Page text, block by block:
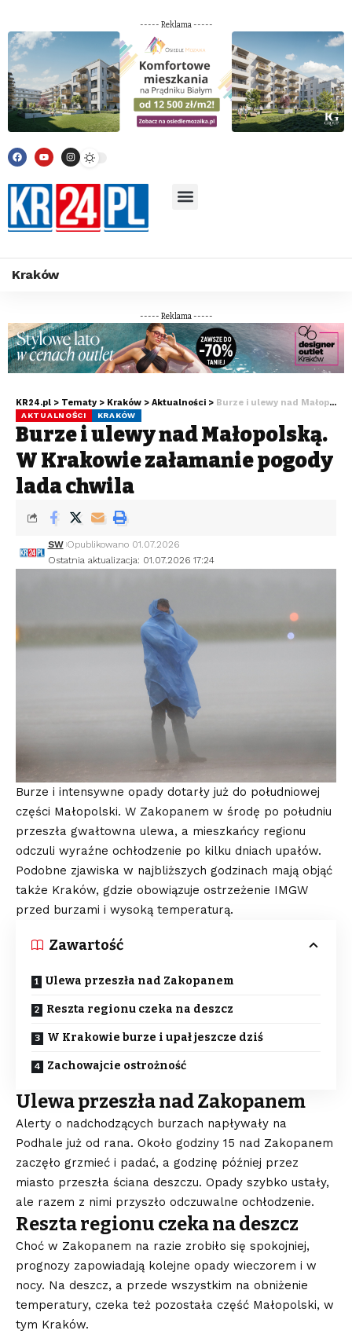
----- Reklama -----
Kraków
----- Reklama -----
KR24.pl > Tematy > Kraków > Aktualności > Burze i ulewy nad Małopolską. W Krakowie załamanie pogody lada chwila
AKTUALNOŚCI KRAKÓW
Burze i ulewy nad Małopolską.
W Krakowie załamanie pogody
lada chwila
Ostatnia aktualizacja: 01.07.2026 17:24
SW Opublikowano 01.07.2026
Burze i intensywne opady dotarły już do południowej
części Małopolski. W Zakopanem w środę po południu
przeszła gwałtowna ulewa, a mieszkańcy regionu
odczuli wyraźne ochłodzenie po kilku dniach upałów.
Podobne zjawiska w najbliższych godzinach mają objąć
także Kraków, gdzie obowiązuje ostrzeżenie IMGW
przed burzami i wysoką temperaturą.
Zawartość
Ulewa przeszła nad Zakopanem
Reszta regionu czeka na deszcz
W Krakowie burze i upał jeszcze dziś
Zachowajcie ostrożność
Ulewa przeszła nad Zakopanem
Alerty o nadchodzących burzach napływały na
Podhale już od rana. Około godziny 15 nad Zakopanem
zaczęło grzmieć i padać, a godzinę później przez
miasto przeszła ściana deszczu. Opady szybko ustały,
ale razem z nimi przyszło odczuwalne ochłodzenie.
Reszta regionu czeka na deszcz
Choć w Zakopanem na razie zrobiło się spokojniej,
prognozy zapowiadają kolejne opady wieczorem i w
nocy. Na deszcz, a przede wszystkim na obniżenie
temperatury, czeka też pozostała część Małopolski, w
tym Kraków.